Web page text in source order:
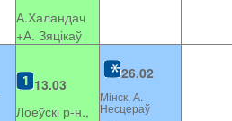
А.Халандач
+А. Зяцікаў
13.03
Лоеўскі р-н.,
26.02
Мінск, А.
Несцераў